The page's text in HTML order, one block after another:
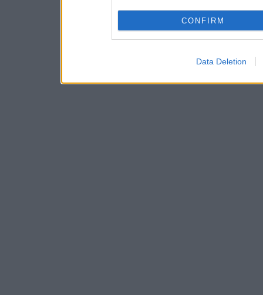
CONFIRM
Data Deletion